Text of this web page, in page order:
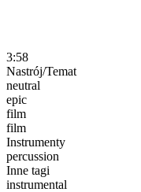
3:58
Nastrój/Temat
neutral
epic
film
film
Instrumenty
percussion
Inne tagi
instrumental